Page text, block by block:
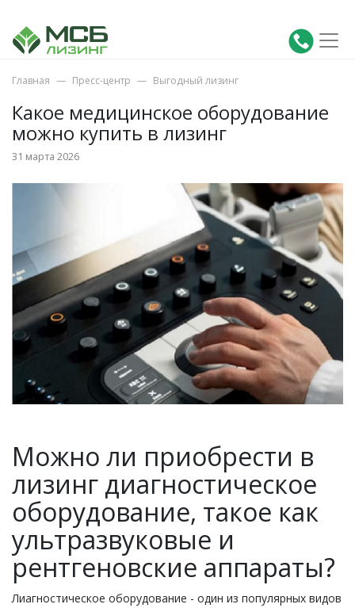
Главная Пресс-центр Выгодный лизинг
Какое медицинское оборудование
можно купить в лизинг
31 марта 2026
Можно ли приобрести в
лизинг диагностическое
оборудование, такое как
ультразвуковые и
рентгеновские аппараты?
Лиагностическое оборудование - один из популярных видов